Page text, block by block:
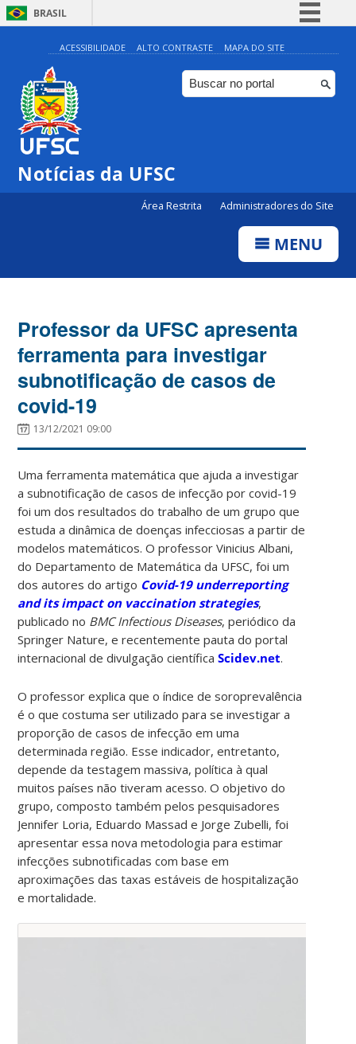
BRASIL
Simplifique!
Comunica BR
Participe
ACESSIBILIDADE ALTO CONTRASTE MAPA DO SITE
Notícias da UFSC
Área Restrita Administradores do Site
MENU
Professor da UFSC apresenta
ferramenta para investigar
subnotificação de casos de
covid-19
13/12/2021 09:00
Uma ferramenta matemática que ajuda a investigar
a subnotificação de casos de infecção por covid-19
foi um dos resultados do trabalho de um grupo que
estuda a dinâmica de doenças infecciosas a partir de
modelos matemáticos. O professor Vinicius Albani,
do Departamento de Matemática da UFSC, foi um
dos autores do artigo Covid-19 underreporting
and its impact on vaccination strategies,
publicado no BMC Infectious Diseases, periódico da
Springer Nature, e recentemente pauta do portal
internacional de divulgação científicaScidev.net.
O professor explica que o índice de soroprevalência
é o que costuma ser utilizado para se investigar a
proporção de casos de infecção em uma
determinada região. Esse indicador, entretanto,
depende da testagem massiva, política à qual
muitos países não tiveram acesso. O objetivo do
grupo, composto também pelos pesquisadores
Jennifer Loria, Eduardo Massad e Jorge Zubelli, foi
apresentar essa nova metodologia para estimar
infecções subnotificadas com base em
aproximações das taxas estáveis ​​de hospitalização
e mortalidade.